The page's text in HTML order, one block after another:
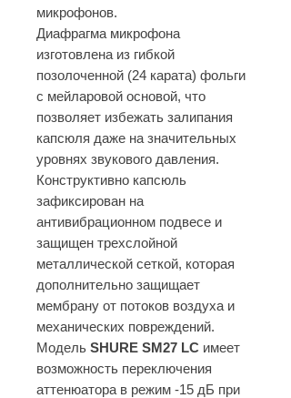
микрофонов.
Диафрагма микрофона
изготовлена из гибкой
позолоченной (24 карата) фольги
с мейларовой основой, что
позволяет избежать залипания
капсюля даже на значительных
уровнях звукового давления.
Конструктивно капсюль
зафиксирован на
антивибрационном подвесе и
защищен трехслойной
металлической сеткой, которая
дополнительно защищает
мембрану от потоков воздуха и
механических повреждений.
Модель SHURE SM27 LC имеет
возможность переключения
аттенюатора в режим -15 дБ при